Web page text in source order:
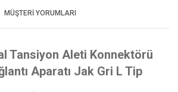
MÜŞTERİ YORUMLARI
Tansiyon Aleti Konnektörü
Aparatı Jak Gri L Tip